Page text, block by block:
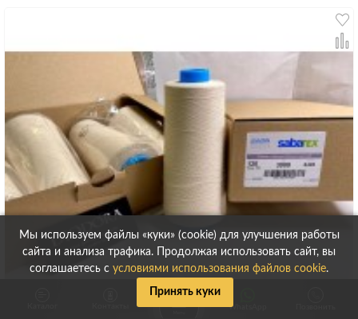
WhatsApp
Мы используем файлы «куки» (cookie) для улучшения работы
сайта и анализа трафика. Продолжая использовать сайт, вы
соглашаетесь с условиями использования файлов cookie.
Принять куки